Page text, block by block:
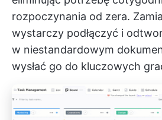
rozpoczynania od zera.
wystarczy podłączyć i
w niestandardowym
wysłać go do kluczowych